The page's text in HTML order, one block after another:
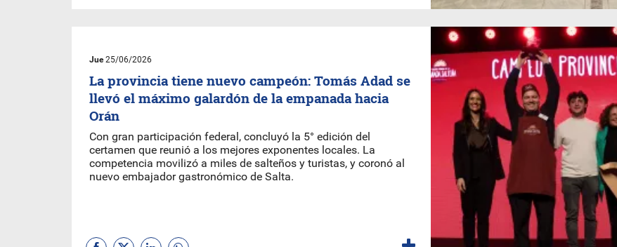
Jue25/06/2026
La provincia tiene nuevo campeón: Tomás Adad se
llevó el máximo galardón de la empanada hacia
Orán
Con gran participación federal, concluyó la 5° edición del
certamen que reunió a los mejores exponentes locales. La
competencia movilizó a miles de salteños y turistas, y coronó al
nuevo embajador gastronómico de Salta.